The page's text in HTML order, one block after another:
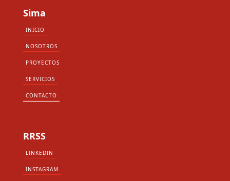
Sima
INICIO
NOSOTROS
PROYECTOS
SERVICIOS
CONTACTO
RRSS
LINKEDIN
INSTAGRAM